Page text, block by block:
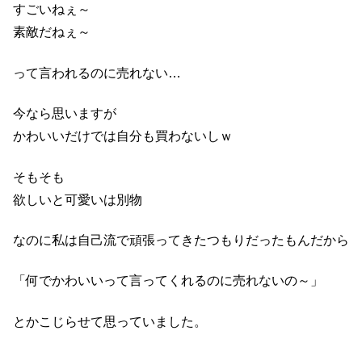
すごいねぇ～
素敵だねぇ～
って言われるのに売れない…
今なら思いますが
かわいいだけでは自分も買わないしｗ
そもそも
欲しいと可愛いは別物
なのに私は自己流で頑張ってきたつもりだったもんだから
「何でかわいいって言ってくれるのに売れないの～」
とかこじらせて思っていました。